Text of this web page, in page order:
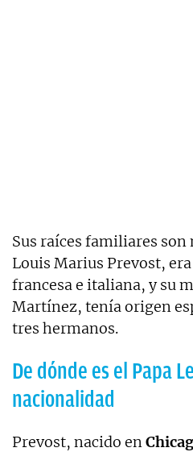
Sus raíces familiares son
Louis Marius Prevost,
francesa e italiana, y su
Martínez, tenía origen
tres hermanos.
De dónde es el Papa
nacionalidad
Prevost, nacido en